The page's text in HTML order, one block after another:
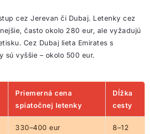
cez Jerevan či Dubaj. Letenky cez
často okolo 280 eur, ale vyžadujú
Cez Dubaj lieta Emirates s
sú vyššie – okolo 500 eur.
Priemerná cena
spiatočnej letenky
Dĺžka
cesty
330–400 eur 8–12